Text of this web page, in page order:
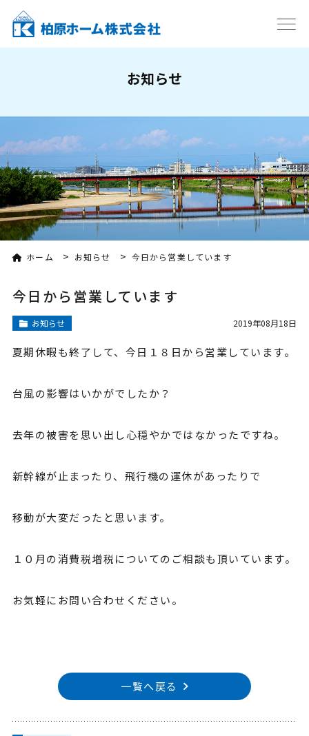
お知らせ
ホーム > お知らせ > 今日から営業しています
今日から営業しています
お知らせ 2019年08月18日
夏期休暇も終了して、今日１８日から営業しています。
台風の影響はいかがでしたか？
去年の被害を思い出し心穏やかではなかったですね。
新幹線が止まったり、飛行機の運休があったりで
移動が大変だったと思います。
１０月の消費税増税についてのご相談も頂いています。
お気軽にお問い合わせください。
一覧へ戻る